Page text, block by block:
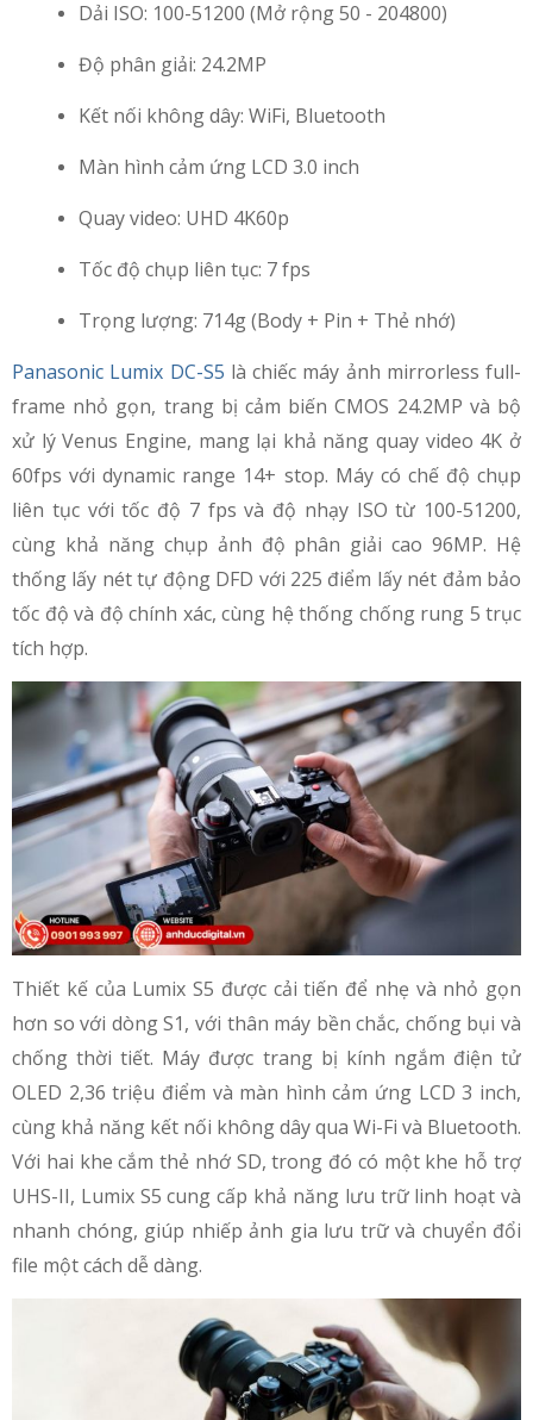
Dải ISO: 100-51200 (Mở rộng 50 - 204800)
Độ phân giải: 24.2MP
Kết nối không dây: WiFi, Bluetooth
Màn hình cảm ứng LCD 3.0 inch
Quay video: UHD 4K60p
Tốc độ chụp liên tục: 7 fps
Trọng lượng: 714g (Body + Pin + Thẻ nhớ)
Panasonic Lumix DC-S5 là chiếc máy ảnh mirrorless full-
frame nhỏ gọn, trang bị cảm biến CMOS 24.2MP và bộ
xử lý Venus Engine, mang lại khả năng quay video 4K ở
60fps với dynamic range 14+ stop. Máy có chế độ chụp
liên tục với tốc độ 7 fps và độ nhạy ISO từ 100-51200,
cùng khả năng chụp ảnh độ phân giải cao 96MP. Hệ
thống lấy nét tự động DFD với 225 điểm lấy nét đảm bảo
tốc độ và độ chính xác, cùng hệ thống chống rung 5 trục
tích hợp.
Thiết kế của Lumix S5 được cải tiến để nhẹ và nhỏ gọn
hơn so với dòng S1, với thân máy bền chắc, chống bụi và
chống thời tiết. Máy được trang bị kính ngắm điện tử
OLED 2,36 triệu điểm và màn hình cảm ứng LCD 3 inch,
cùng khả năng kết nối không dây qua Wi-Fi và Bluetooth.
Với hai khe cắm thẻ nhớ SD, trong đó có một khe hỗ trợ
UHS-II, Lumix S5 cung cấp khả năng lưu trữ linh hoạt và
nhanh chóng, giúp nhiếp ảnh gia lưu trữ và chuyển đổi
file một cách dễ dàng.